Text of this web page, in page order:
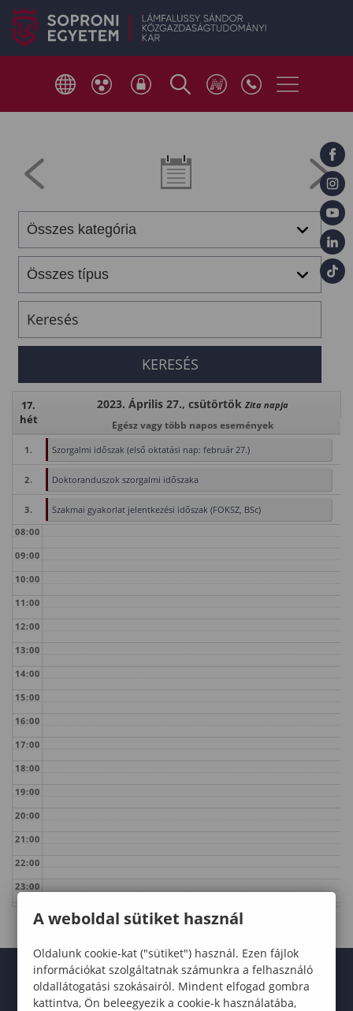
17.
hét
2023. Április 27., csütörtökZita napja
Egész vagy több napos események
1. Szorgalmi időszak (első oktatási nap: február 27.)
2. Doktoranduszok szorgalmi időszaka
3.
Szakmai gyakorlat jelentkezési időszak (FOKSZ, BSc)
08:00
09:00
10:00
11:00
12:00
13:00
14:00
15:00
16:00
17:00
18:00
19:00
20:00
21:00
22:00
23:00
A weboldal sütiket használ
Oldalunk cookie-kat ("sütiket") használ. Ezen fájlok
információkat szolgáltatnak számunkra a felhasználó
oldallátogatási szokásairól. Mindent elfogad gombra
kattintva, Ön beleegyezik a cookie-k használatába,